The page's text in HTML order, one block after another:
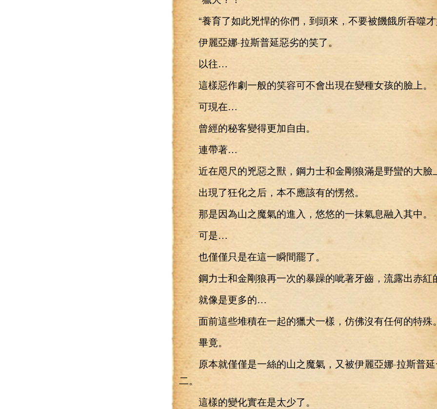
“養育了如此兇悍的你們，到頭來，不要被饑餓所吞噬才
伊麗亞娜·拉斯普延惡劣的笑了。
以往…
這樣惡作劇一般的笑容可不會出現在變種女孩的臉上。
可現在…
曾經的秘客變得更加自由。
連帶著…
近在咫尺的兇惡之獸，鋼力士和金剛狼滿是野蠻的大臉
出現了狂化之后，本不應該有的愣然。
那是因為山之魔氣的進入，悠悠的一抹氣息融入其中。
可是…
也僅僅只是在這一瞬間罷了。
鋼力士和金剛狼再一次的暴躁的呲著牙齒，流露出赤紅
就像是更多的…
面前這些堆積在一起的獵犬一樣，仿佛沒有任何的特殊
畢竟。
原本就僅僅是一絲的山之魔氣，又被伊麗亞娜·拉斯普延
二。
這樣的變化實在是太少了。